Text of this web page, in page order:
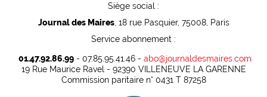
Siège social :
Journal des Maires, 18 rue Pasquier, 75008, Paris
Service abonnement :
01.47.92.86.99- 07.85.95.41.46 - abo@journaldesmaires.com
19 Rue Maurice Ravel - 92390 VILLENEUVE LA GARENNE
Commission paritaire n° 0431 T 87258